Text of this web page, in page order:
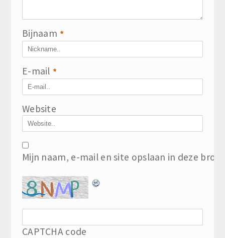
Bijnaam *
E-mail *
Website
Mijn naam, e-mail en site opslaan in deze
CAPTCHA code